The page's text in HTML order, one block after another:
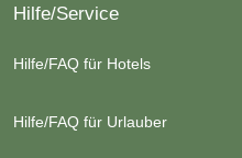
Hilfe/Service
Hilfe/FAQ für Hotels
Hilfe/FAQ für Urlauber